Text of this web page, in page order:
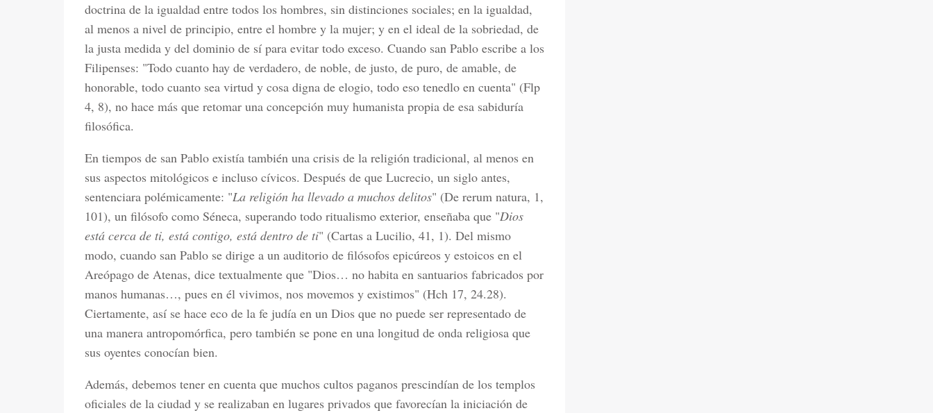
doctrina de la igualdad entre todos los hombres, sin distinciones sociales; en la igualdad,
al menos a nivel de principio, entre el hombre y la mujer; y en el ideal de la sobriedad, de
la justa medida y del dominio de sí para evitar todo exceso. Cuando san Pablo escribe a los
Filipenses: "Todo cuanto hay de verdadero, de noble, de justo, de puro, de amable, de
honorable, todo cuanto sea virtud y cosa digna de elogio, todo eso tenedlo en cuenta" (Flp
4, 8), no hace más que retomar una concepción muy humanista propia de esa sabiduría
filosófica.
En tiempos de san Pablo existía también una crisis de la religión tradicional, al menos en
sus aspectos mitológicos e incluso cívicos. Después de que Lucrecio, un siglo antes,
sentenciara polémicamente: "La religión ha llevado a muchos delitos" (De rerum natura, 1,
101), un filósofo como Séneca, superando todo ritualismo exterior, enseñaba que "Dios
está cerca de ti, está contigo, está dentro de ti" (Cartas a Lucilio, 41, 1). Del mismo
modo, cuando san Pablo se dirige a un auditorio de filósofos epicúreos y estoicos en el
Areópago de Atenas, dice textualmente que "Dios… no habita en santuarios fabricados por
manos humanas…, pues en él vivimos, nos movemos y existimos" (Hch 17, 24.28).
Ciertamente, así se hace eco de la fe judía en un Dios que no puede ser representado de
una manera antropomórfica, pero también se pone en una longitud de onda religiosa que
sus oyentes conocían bien.
Además, debemos tener en cuenta que muchos cultos paganos prescindían de los templos
oficiales de la ciudad y se realizaban en lugares privados que favorecían la iniciación de